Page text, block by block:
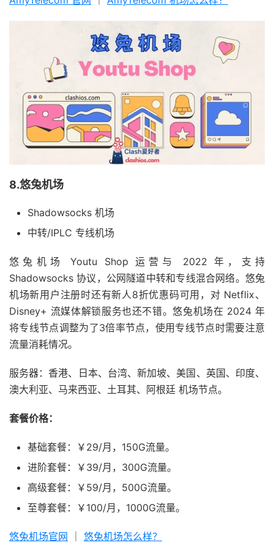
8.悠兔机场
Shadowsocks 机场
中转/IPLC 专线机场
悠兔机场 Youtu Shop 运营与 2022 年，支持
Shadowsocks 协议，公网隧道中转和专线混合网络。悠兔
机场新用户注册时还有新人8折优惠码可用，对 Netflix、
Disney+ 流媒体解锁服务也还不错。悠兔机场在 2024 年
将专线节点调整为了3倍率节点，使用专线节点时需要注意
流量消耗情况。
服务器：香港、日本、台湾、新加坡、美国、英国、印度、
澳大利亚、马来西亚、土耳其、阿根廷 机场节点。
套餐价格：
基础套餐：￥29/月，150G流量。
进阶套餐：￥39/月，300G流量。
高级套餐：￥59/月，500G流量。
至尊套餐：￥100/月，1000G流量。
悠兔机场官网 悠兔机场怎么样？